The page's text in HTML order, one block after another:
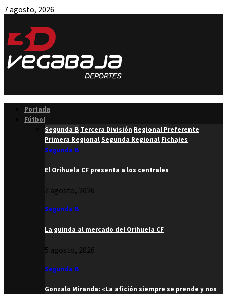
7 agosto, 2026
Portada
Fútbol
Segunda B Tercera División Regional Preferente
Primera RegionalSegunda Regional Fichajes
Segunda B
El Orihuela CF presenta a los centrales
7 agosto, 2026
Segunda B
La guinda al mercado del Orihuela CF
5 agosto, 2026
Segunda B
Gonzalo Miranda: «La afición siempre se prende y nos